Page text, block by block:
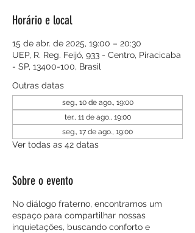
Horário e local
15 de abr. de 2025, 19:00 – 20:30
UEP, R. Reg. Feijó, 933 - Centro, Piracicaba
- SP, 13400-100, Brasil
Outras datas
seg., 10 de ago., 19:00
ter., 11 de ago., 19:00
seg., 17 de ago., 19:00
Ver todas as 42 datas
Sobre o evento
No diálogo fraterno, encontramos um
espaço para compartilhar nossas
inquietações, buscando conforto e